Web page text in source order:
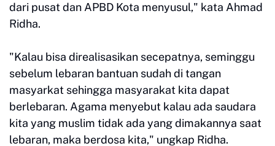
dari pusat dan APBD Kota menyusul," kata Ahmad
Ridha.
"Kalau bisa direalisasikan secepatnya, seminggu
sebelum lebaran bantuan sudah di tangan
masyarkat sehingga masyarakat kita dapat
berlebaran. Agama menyebut kalau ada saudara
kita yang muslim tidak ada yang dimakannya saat
lebaran, maka berdosa kita," ungkap Ridha.